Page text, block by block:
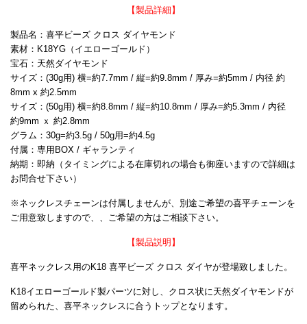
【製品詳細】
製品名：喜平ビーズ クロス ダイヤモンド
素材：K18YG（イエローゴールド）
宝石：天然ダイヤモンド
サイズ：(30g用) 横=約7.7mm / 縦=約9.8mm / 厚み=約5mm / 内径 約
8mm x 約2.5mm
サイズ：(50g用) 横=約8.8mm / 縦=約10.8mm / 厚み=約5.3mm / 内径
約9mm ｘ 約2.8mm
グラム：30g=約3.5g / 50g用=約4.5g
付属：専用BOX / ギャランティ
納期：即納（タイミングによる在庫切れの場合も御座いますので詳細は
お問合せ下さい）
※ネックレスチェーンは付属しませんが、別途ご希望の喜平チェーンを
ご用意致しますので、、ご希望の方はご相談下さい。
【製品説明】
喜平ネックレス用のK18 喜平ビーズ クロス ダイヤが登場致しました。
K18イエローゴールド製パーツに対し、クロス状に天然ダイヤモンドが
留められた、喜平ネックレスに合うトップとなります。